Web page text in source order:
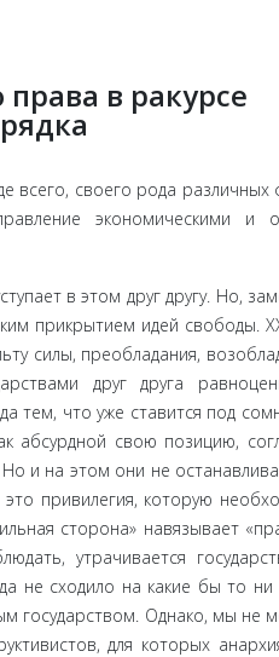
в ракурсе
всего, своего рода
экономическими и
в этом друг другу. Но,
прикры­тием идей свободы.
силы, преобладания,
друг друга
тем, что уже ставится под
абсурдной свою позицию,
и на этом они не
привиле­гия, которую
сторона» навязывает
утрачивается
не сходило на какие бы то
государством. Од­нако, мы не
для которых